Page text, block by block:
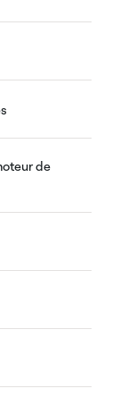
de